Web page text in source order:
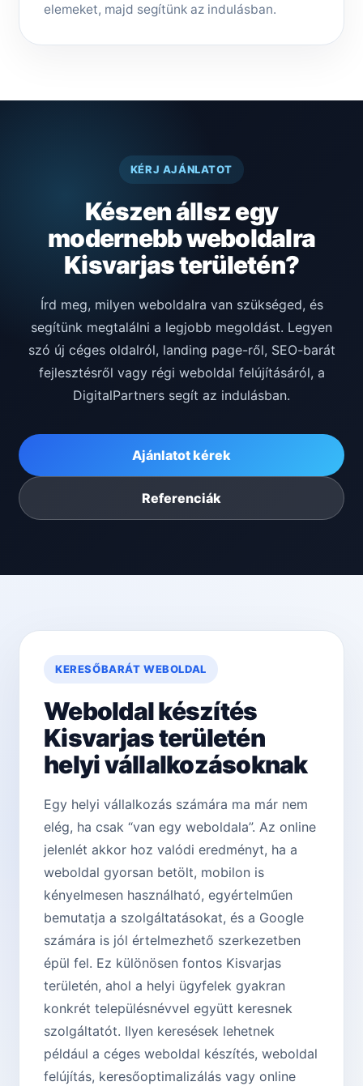
elemeket, majd segítünk az indulásban.
KÉRJ AJÁNLATOT
Készen állsz egy
modernebb weboldalra
Kisvarjas területén?
Írd meg, milyen weboldalra van szükséged, és
segítünk megtalálni a legjobb megoldást. Legyen
szó új céges oldalról, landing page-ről, SEO-barát
fejlesztésről vagy régi weboldal felújításáról, a
DigitalPartners segít az indulásban.
Ajánlatot kérek
Referenciák
KERESŐBARÁT WEBOLDAL
Weboldal készítés
Kisvarjas területén
helyi vállalkozásoknak
Egy helyi vállalkozás számára ma már nem
elég, ha csak “van egy weboldala”. Az online
jelenlét akkor hoz valódi eredményt, ha a
weboldal gyorsan betölt, mobilon is
kényelmesen használható, egyértelműen
bemutatja a szolgáltatásokat, és a Google
számára is jól értelmezhető szerkezetben
épül fel. Ez különösen fontos Kisvarjas
területén, ahol a helyi ügyfelek gyakran
konkrét településnévvel együtt keresnek
szolgáltatót. Ilyen keresések lehetnek
például a céges weboldal készítés, weboldal
felújítás, keresőoptimalizálás vagy online